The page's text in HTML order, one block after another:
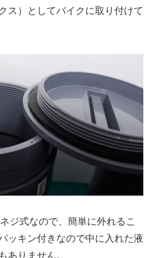
ス）としてバイクに取り付けて
ジ式なので、簡単に外れるこ
ッキン付きなので中に入れた液
ありません。